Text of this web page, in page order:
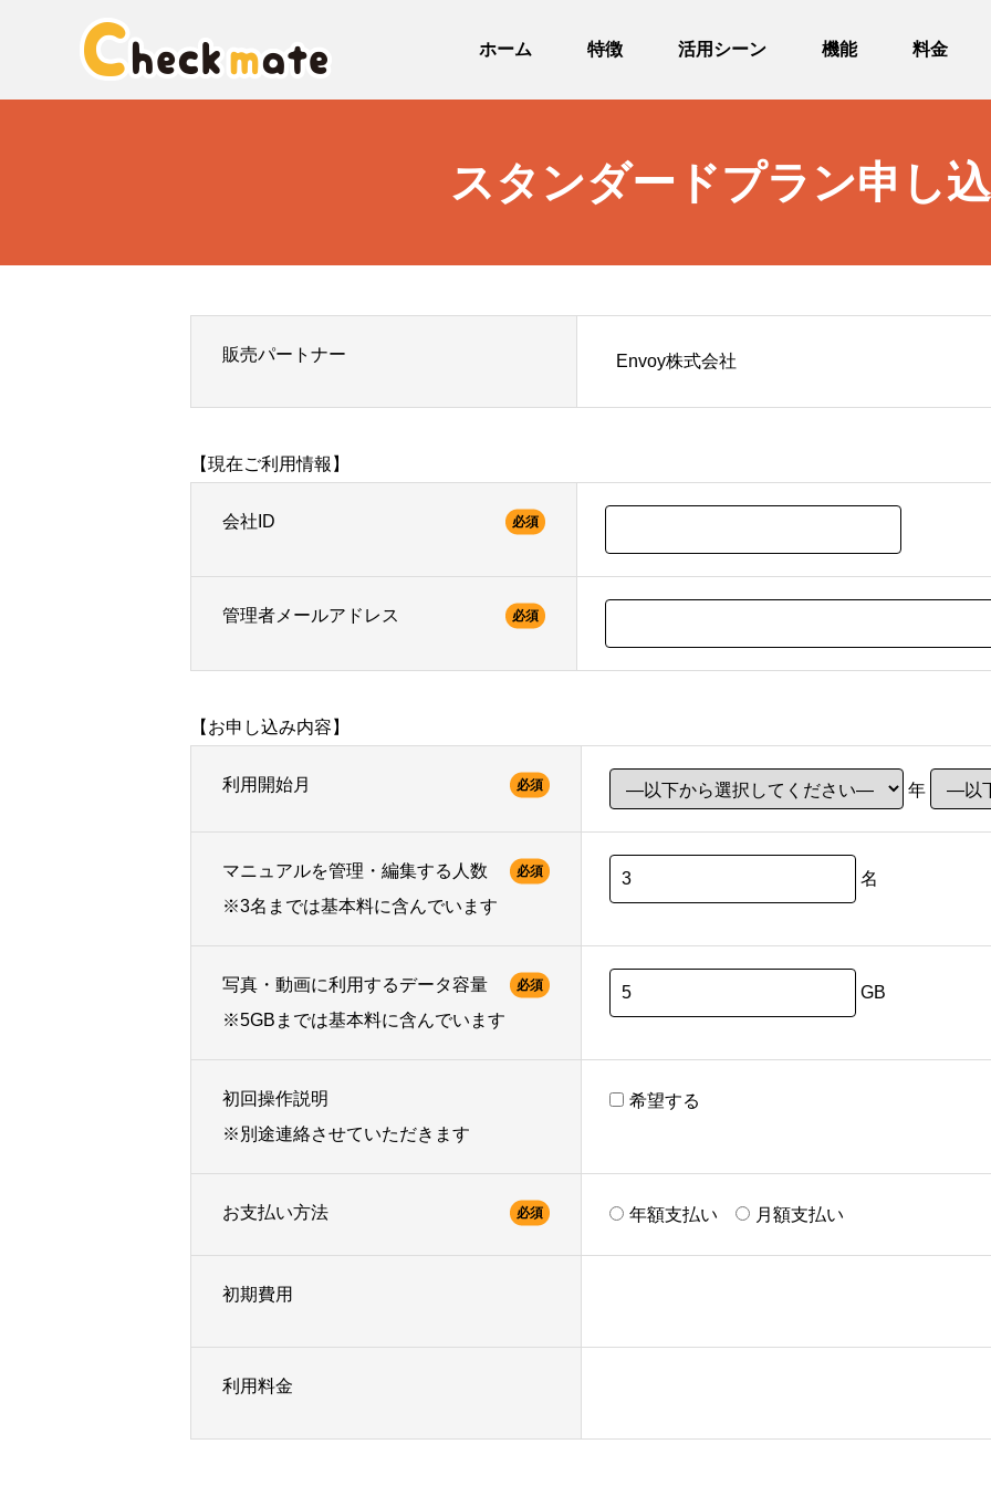
ホーム 特徴 活用シーン 機能 料金
スタンダードプラン申し
販売パートナー
【現在ご利用情報】
会社ID 必須
管理者メールアドレス 必須
【お申し込み内容】
利用開始月 必須 年
マニュアルを管理・編集する人数 必須
※3名までは基本料に含んでいます
名
写真・動画に利用するデータ容量 必須
※5GBまでは基本料に含んでいます
GB
初回操作説明
※別途連絡させていただきます
希望する
お支払い方法 必須 年額支払い 月額支払い
初期費用
利用料金